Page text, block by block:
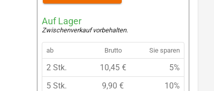
Auf Lager
Zwischenverkauf vorbehalten.
ab Brutto Sie sparen
2 Stk. 10,45 €
5%
5 Stk.
9,90 €
10%